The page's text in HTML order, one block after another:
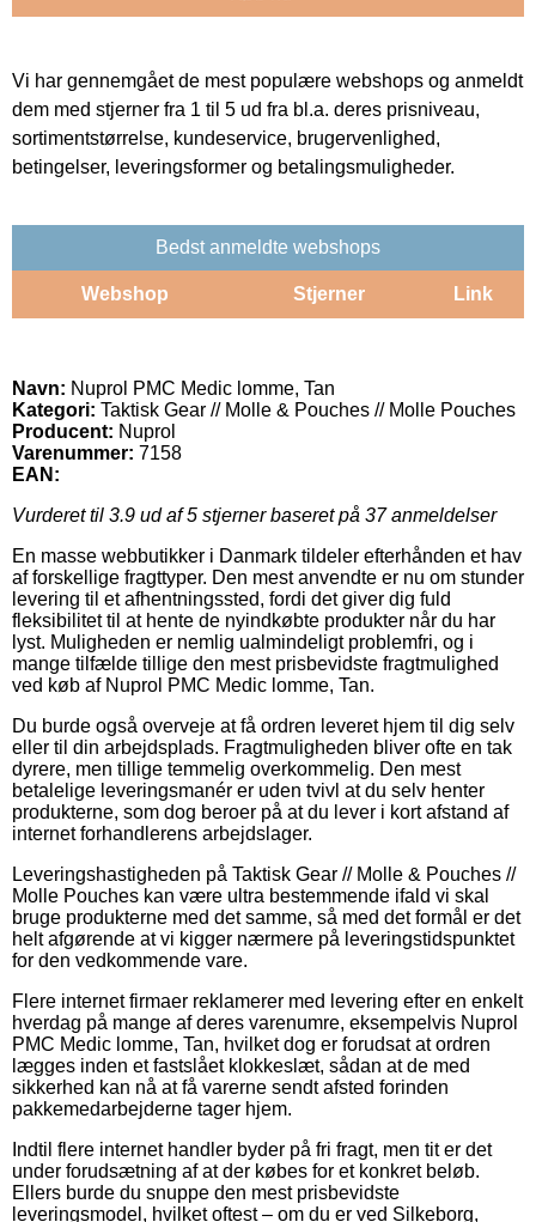
Vi har gennemgået de mest populære webshops og anmeldt
dem med stjerner fra 1 til 5 ud fra bl.a. deres prisniveau,
sortimentstørrelse, kundeservice, brugervenlighed,
betingelser, leveringsformer og betalingsmuligheder.
Bedst anmeldte webshops
Webshop Stjerner Link
Navn: Nuprol PMC Medic lomme, Tan
Kategori: Taktisk Gear // Molle & Pouches // Molle Pouches
Producent: Nuprol
Varenummer: 7158
EAN:
Vurderet til 3.9 ud af 5 stjerner baseret på 37anmeldelser
En masse webbutikker i Danmark tildeler efterhånden et hav
af forskellige fragttyper. Den mest anvendte er nu om stunder
levering til et afhentningssted, fordi det giver dig fuld
fleksibilitet til at hente de nyindkøbte produkter når du har
lyst. Muligheden er nemlig ualmindeligt problemfri, og i
mange tilfælde tillige den mest prisbevidste fragtmulighed
ved køb af Nuprol PMC Medic lomme, Tan.
Du burde også overveje at få ordren leveret hjem til dig selv
eller til din arbejdsplads. Fragtmuligheden bliver ofte en tak
dyrere, men tillige temmelig overkommelig. Den mest
betalelige leveringsmanér er uden tvivl at du selv henter
produkterne, som dog beroer på at du lever i kort afstand af
internet forhandlerens arbejdslager.
Leveringshastigheden på Taktisk Gear // Molle & Pouches //
Molle Pouches kan være ultra bestemmende ifald vi skal
bruge produkterne med det samme, så med det formål er det
helt afgørende at vi kigger nærmere på leveringstidspunktet
for den vedkommende vare.
Flere internet firmaer reklamerer med levering efter en enkelt
hverdag på mange af deres varenumre, eksempelvis Nuprol
PMC Medic lomme, Tan, hvilket dog er forudsat at ordren
lægges inden et fastslået klokkeslæt, sådan at de med
sikkerhed kan nå at få varerne sendt afsted forinden
pakkemedarbejderne tager hjem.
Indtil flere internet handler byder på fri fragt, men tit er det
under forudsætning af at der købes for et konkret beløb.
Ellers burde du snuppe den mest prisbevidste
leveringsmodel, hvilket oftest – om du er ved Silkeborg,